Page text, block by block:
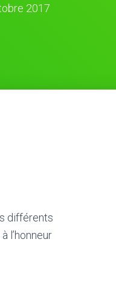
2017
différents
l’honneur